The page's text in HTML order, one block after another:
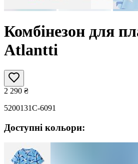
Комбінезон для
Atlantti
2 290 ₴
5200131C-6091
Доступні кольори: